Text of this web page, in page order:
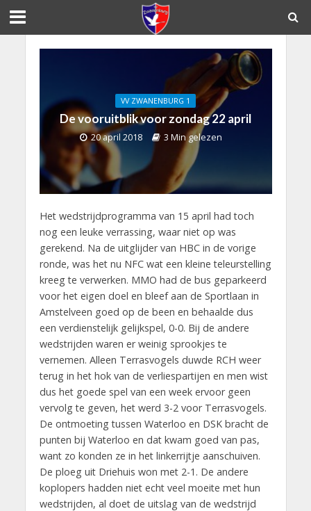
VV ZWANENBURG 1
De vooruitblik voor zondag 22 april
20 april 2018 3 Min gelezen
Het wedstrijdprogramma van 15 april had toch
nog een leuke verrassing, waar niet op was
gerekend. Na de uitglijder van HBC in de vorige
ronde, was het nu NFC wat een kleine teleurstelling
kreeg te verwerken. MMO had de bus geparkeerd
voor het eigen doel en bleef aan de Sportlaan in
Amstelveen goed op de been en behaalde dus
een verdienstelijk gelijkspel, 0-0. Bij de andere
wedstrijden waren er weinig sprookjes te
vernemen. Alleen Terrasvogels duwde RCH weer
terug in het hok van de verliespartijen en men wist
dus het goede spel van een week ervoor geen
vervolg te geven, het werd 3-2 voor Terrasvogels.
De ontmoeting tussen Waterloo en DSK bracht de
punten bij Waterloo en dat kwam goed van pas,
want zo konden ze in het linkerrijtje aanschuiven.
De ploeg uit Driehuis won met 2-1. De andere
koplopers hadden niet echt veel moeite met hun
wedstrijden, al doet de uitslag van de wedstrijd